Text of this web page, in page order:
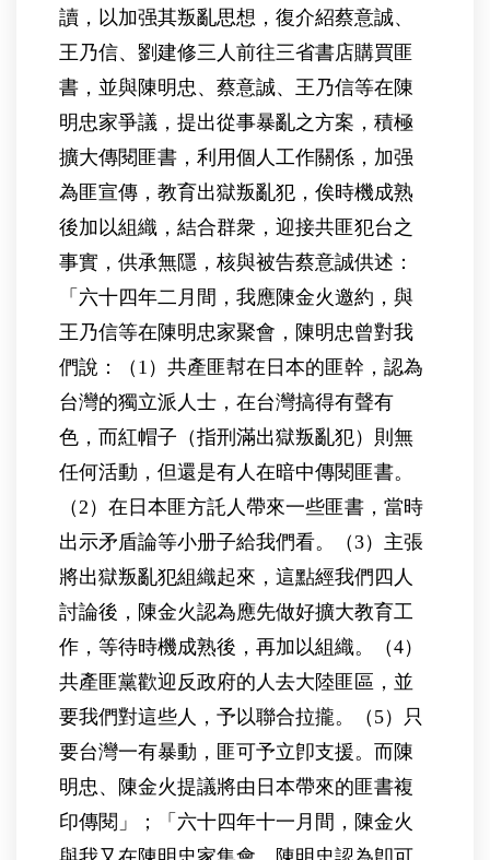
讀，以加强其叛亂思想，復介紹蔡意誠、
王乃信、劉建修三人前往三省書店購買匪
書，並與陳明忠、蔡意誠、王乃信等在陳
明忠家爭議，提出從事暴亂之方案，積極
擴大傳閱匪書，利用個人工作關係，加强
為匪宣傳，教育出獄叛亂犯，俟時機成熟
後加以組織，結合群衆，迎接共匪犯台之
事實，供承無隱，核與被告蔡意誠供述：
「六十四年二月間，我應陳金火邀約，與
王乃信等在陳明忠家聚會，陳明忠曾對我
們說：（1）共產匪幇在日本的匪幹，認為
台灣的獨立派人士，在台灣搞得有聲有
色，而紅帽子（指刑滿出獄叛亂犯）則無
任何活動，但還是有人在暗中傳閱匪書。
（2）在日本匪方託人帶來一些匪書，當時
出示矛盾論等小册子給我們看。（3）主張
將出獄叛亂犯組織起來，這點經我們四人
討論後，陳金火認為應先做好擴大教育工
作，等待時機成熟後，再加以組織。（4）
共產匪黨歡迎反政府的人去大陸匪區，並
要我們對這些人，予以聯合拉攏。（5）只
要台灣一有暴動，匪可予立卽支援。而陳
明忠、陳金火提議將由日本帶來的匪書複
印傳閱」；「六十四年十一月間，陳金火